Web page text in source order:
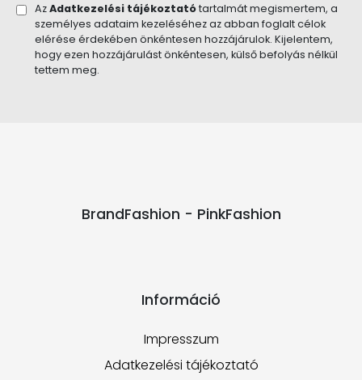
AzAdatkezelési tájékoztatótartalmát megismertem, a
személyes adataim kezeléséhez az abban foglalt célok
elérése érdekében önkéntesen hozzájárulok. Kijelentem,
hogy ezen hozzájárulást önkéntesen, külső befolyás nélkül
tettem meg.
BrandFashion - PinkFashion
Információ
Impresszum
Adatkezelési tájékoztató